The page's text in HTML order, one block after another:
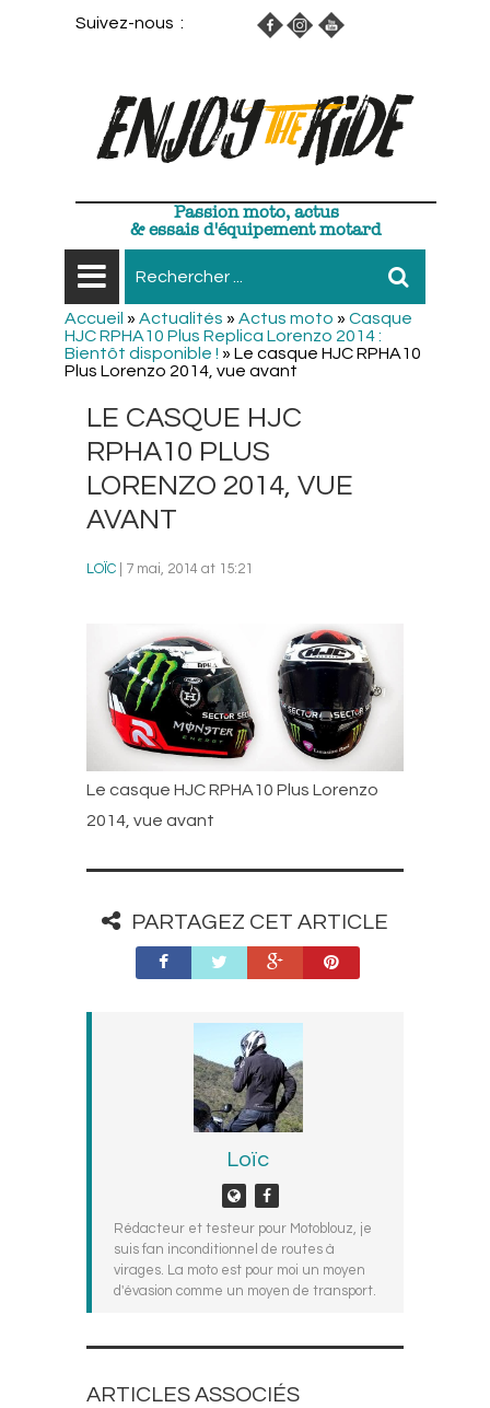
Suivez-nous :
Passion moto, actus
& essais d'équipement motard
Accueil » Actualités » Actus moto » Casque
HJC RPHA10 Plus Replica Lorenzo 2014 :
Bientôt disponible ! » Le casque HJC RPHA10
Plus Lorenzo 2014, vue avant
LE CASQUE HJC
RPHA10 PLUS
LORENZO 2014, VUE
AVANT
LOÏC | 7 mai, 2014 at 15:21
Le casque HJC RPHA10 Plus Lorenzo
2014, vue avant
PARTAGEZ CET ARTICLE
Loïc
Rédacteur et testeur pour Motoblouz, je
suis fan inconditionnel de routes à
virages. La moto est pour moi un moyen
d'évasion comme un moyen de transport.
ARTICLES ASSOCIÉS